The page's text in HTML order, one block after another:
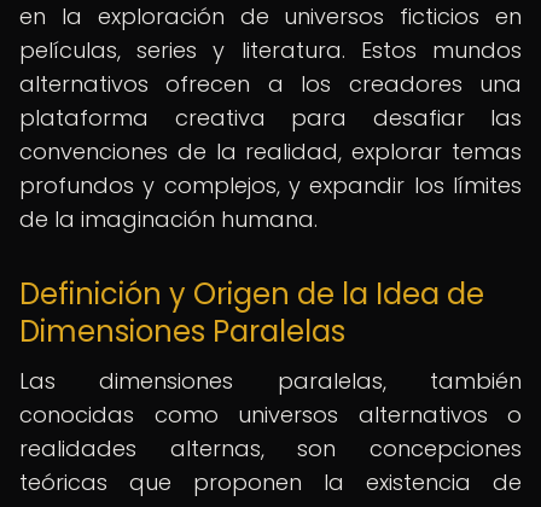
en la exploración de universos ficticios en
películas, series y literatura. Estos mundos
alternativos ofrecen a los creadores una
plataforma creativa para desafiar las
convenciones de la realidad, explorar temas
profundos y complejos, y expandir los límites
de la imaginación humana.
Definición y Origen de la Idea de
Dimensiones Paralelas
Las dimensiones paralelas, también
conocidas como universos alternativos o
realidades alternas, son concepciones
teóricas que proponen la existencia de